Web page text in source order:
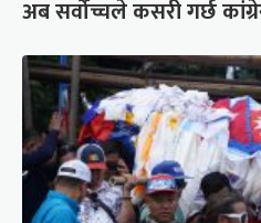
अब सर्वोच्चले कसरी गर्छ